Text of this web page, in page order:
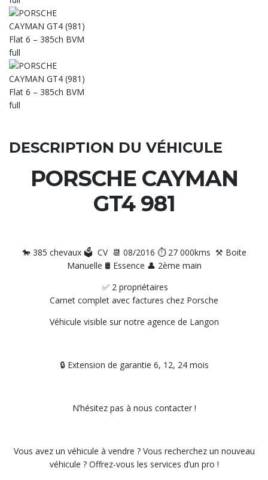
DESCRIPTION DU VÉHICULE
PORSCHE CAYMAN
GT4 981
🐎 385 chevaux 🗳️ CV 📆 08/2016 ⏱️ 27 000kms ⚒️ Boite
Manuelle 🛢️ Essence 👤 2ème main
✅ 2 propriétaires
Carnet complet avec factures chez Porsche
Véhicule visible sur notre agence de Langon
🔒 Extension de garantie 6, 12, 24 mois
N’hésitez pas à nous contacter !
Vous avez un véhicule à vendre ? Vous recherchez un nouveau
véhicule ? Offrez-vous les services d’un pro !